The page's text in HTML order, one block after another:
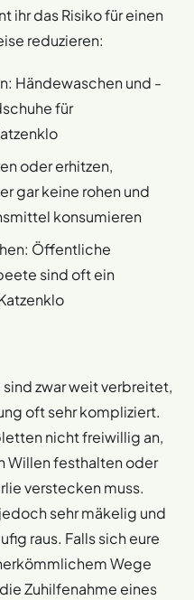
ihr das Risiko für einen
reduzieren:
Händewaschen und -
für
oder erhitzen,
gar keine rohen und
konsumieren
Öffentliche
sind oft ein
zwar weit verbreitet,
oft sehr kompliziert.
nicht freiwillig an,
Willen festhalten oder
verstecken muss.
sehr mäkelig und
raus. Falls sich eure
Wege
Zuhilfenahme eines